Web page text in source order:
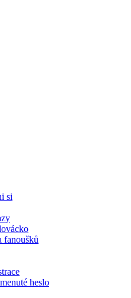
si
fanoušků
heslo